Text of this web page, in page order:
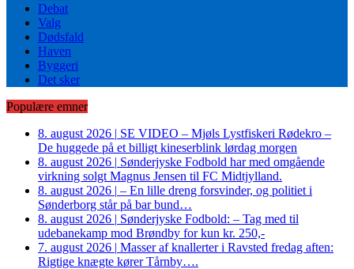
Debat
Valg
Dødsfald
Haven
Byggeri
Det sker
Populære emner
8. august 2026 | SE VIDEO – Mjøls Lystfiskeri Rødekro –
De huggede på et billigt kineserblink lørdag morgen
8. august 2026 | Sønderjyske Fodbold har med omgående
virkning solgt Magnus Jensen til FC Midtjylland.
8. august 2026 | – En lille dreng forsvinder, og politiet i
Sønderborg står på bar bund…
8. august 2026 | Sønderjyske Fodbold: – Tag med til
udebanekamp mod Brøndby for kun kr. 250,-
7. august 2026 | Masser af knallerter i Ravsted fredag aften:
Rigtige knægte kører Tårnby….